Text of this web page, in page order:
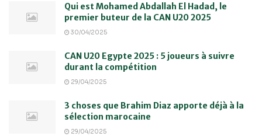
Qui est Mohamed Abdallah El Hadad, le
premier buteur de la CAN U20 2025
30/04/2025
CAN U20 Egypte 2025 : 5 joueurs à suivre
durant la compétition
29/04/2025
3 choses que Brahim Diaz apporte déjà à la
sélection marocaine
29/04/2025